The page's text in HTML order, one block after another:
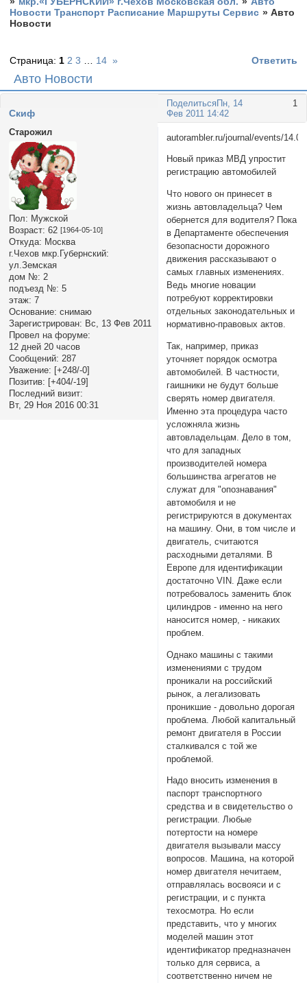
Новости Транспорт Расписание Маршруты Сервис »Авто
Новости
Авто Новости
Страница: 1 2 3 14 » Ответить
Поделиться 1
Пн, 14
Фев 2011 14:42
Cкиф
Старожил
Пол: Мужской
Возраст: 62 [1964-05-10]
Откуда: Москва
г.Чехов мкр.Губернский:
ул.Земская
дом №: 2
подъезд №: 5
этаж: 7
Основание: снимаю
Зарегистрирован: Вс, 13 Фев 2011
Провел на форуме:
12 дней 20 часов
Сообщений: 287
Уважение: [+248/-0]
Позитив: [+404/-19]
Последний визит:
Вт, 29 Ноя 2016 00:31
autorambler.ru/journal/events/
Новый приказ МВД упростит
регистрацию автомобилей
Что нового он принесет в
жизнь автовладельца? Чем
обернется для водителя? Пока
в Департаменте обеспечения
безопасности дорожного
движения рассказывают о
самых главных изменениях.
Ведь многие новации
потребуют корректировки
отдельных законодательных и
нормативно-правовых актов.
Так, например, приказ
уточняет порядок осмотра
автомобилей. В частности,
гаишники не будут больше
сверять номер двигателя.
Именно эта процедура часто
усложняла жизнь
автовладельцам. Дело в том,
что для западных
производителей номера
большинства агрегатов не
служат для "опознавания"
автомобиля и не
регистрируются в документах
на машину. Они, в том числе и
двигатель, считаются
расходными деталями. В
Европе для идентификации
достаточно VIN. Даже если
потребовалось заменить блок
цилиндров - именно на него
наносится номер, - никаких
проблем.
Однако машины с такими
изменениями с трудом
проникали на российский
рынок, а легализовать
проникшие - довольно дорогая
проблема. Любой капитальный
ремонт двигателя в России
сталкивался с той же
проблемой.
Надо вносить изменения в
паспорт транспортного
средства и в свидетельство о
регистрации. Любые
потертости на номере
двигателя вызывали массу
вопросов. Машина, на которой
номер двигателя нечитаем,
отправлялась восвояси и с
регистрации, и с пункта
техосмотра. Но если
представить, что у многих
моделей машин этот
идентификатор предназначен
только для сервиса, а
соответственно ничем не